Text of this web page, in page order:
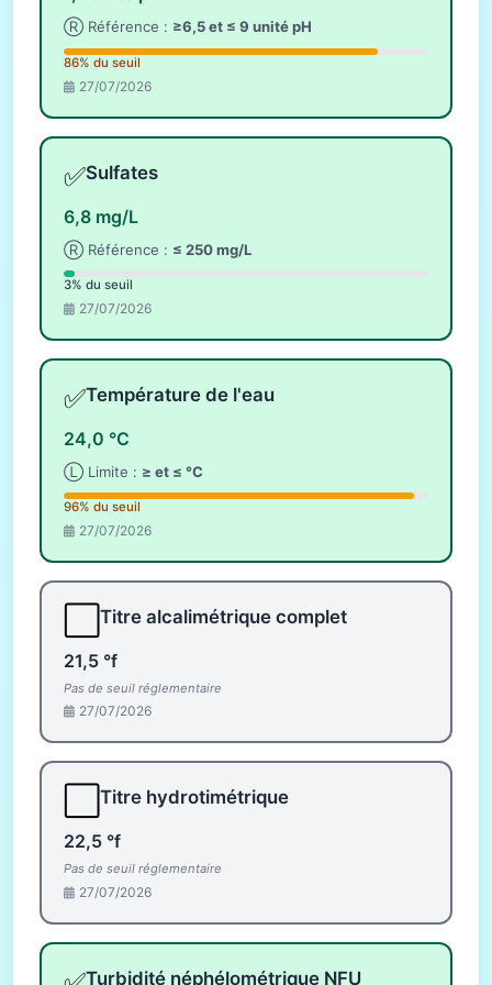
Ⓡ Référence : ≥6,5 et ≤ 9 unité pH
86% du seuil
27/07/2026
✅Sulfates
6,8 mg/L
Ⓡ Référence : ≤ 250 mg/L
3% du seuil
27/07/2026
✅Température de l'eau
24,0 °C
Ⓛ Limite : ≥ et ≤ °C
96% du seuil
27/07/2026
Titre alcalimétrique complet
21,5 °f
Pas de seuil réglementaire
27/07/2026
Titre hydrotimétrique
22,5 °f
Pas de seuil réglementaire
27/07/2026
Turbidité néphélométrique NFU